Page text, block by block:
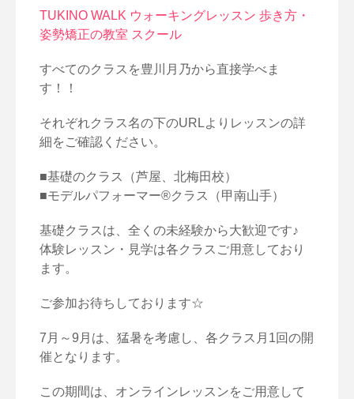
TUKINO WALK ウォーキングレッスン 歩き方・
姿勢矯正の教室 スクール
すべてのクラスを豊川月乃から直接学べま
す！！
それぞれクラス名の下のURLよりレッスンの詳
細をご確認ください。
■基礎のクラス（芦屋、北梅田校）
■モデルパフォーマー®クラス（甲南山手）
基礎クラスは、全くの未経験から大歓迎です♪
体験レッスン・見学は各クラスご用意しており
ます。
ご参加お待ちしております☆
7月～9月は、猛暑を考慮し、各クラス月1回の開
催となります。
この期間は、オンラインレッスンをご用意して